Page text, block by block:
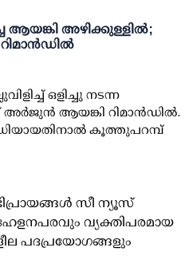
ആയങ്കി അഴിക്കുള്ളില്‍;
ഒളിച്ചു നടന്ന
അര്‍ജുന്‍ ആയങ്കി റിമാന്‍ഡില്‍.
കൂത്തുപറമ്പ്
സീ ന്യൂസ്
വ്യക്തിപരമായ
പദപ്രയോഗങ്ങളും